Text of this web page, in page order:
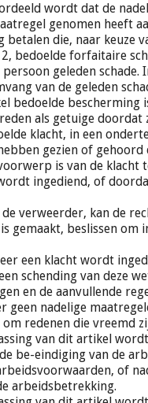
wordt dat de
genomen heeft
betalen die, naar keuze
bedoelde forfaitaire
geleden schade.
van de geleden
bedoelde bescherming
als getuige doordat
klacht, in een
gezien of
is van de klacht
ingediend, of
de verweerder, kan de
gemaakt, beslissen om
een klacht wordt
schending van deze
en de aanvullende
geen nadelige
redenen die vreemd
van dit artikel
be-eindiging van de
of
arbeidsbetrekking.